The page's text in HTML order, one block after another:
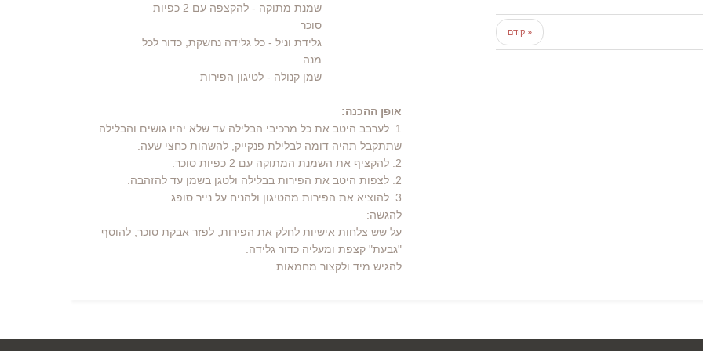
« קודם
שמנת מתוקה
- להקצפה עם 2 כפיות
סוכר
גלידת וניל - כל גלידה נחשקת, כדור לכל
מנה
שמן קנולה - לטיגון הפירות
אופן ההכנה:
1. לערבב היטב את כל מרכיבי הבלילה עד שלא יהיו גושים והבלילה
שתתקבל תהיה דומה לבלילת פנקייק, להשהות כחצי שעה.
2. להקציף את השמנת המתוקה עם 2 כפיות סוכר.
2. לצפות היטב את הפירות בבלילה ולטגן בשמן עד להזהבה.
3. להוציא את הפירות מהטיגון ולהניח על נייר סופג.
להגשה:
על שש צלחות אישיות לחלק את הפירות, לפזר אבקת סוכר, להוסף
"גבעת" קצפת ומעליה כדור גלידה.
להגיש מיד ולקצור מחמאות.